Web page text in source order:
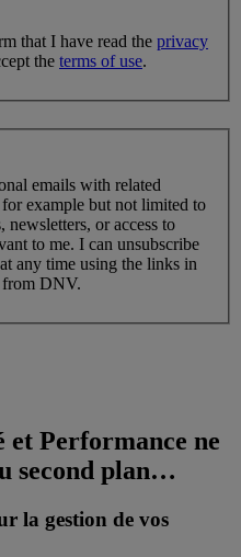
that I have read the privacy
the terms of use.
emails with related
example but not limited to
newsletters, or access to
to me. I can unsubscribe
any time using the links in
from DNV.
Performance ne
second plan…
la gestion de vos